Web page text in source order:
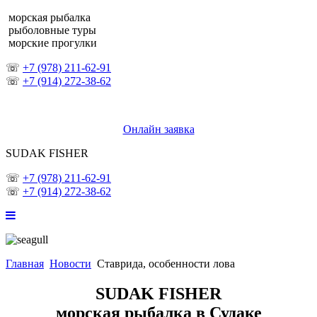
морская рыбалка
рыболовные туры
морские прогулки
☏ +7 (978) 211-62-91
☏ +7 (914) 272-38-62
Онлайн заявка
SUDAK FISHER
☏ +7 (978) 211-62-91
☏ +7 (914) 272-38-62
Главная Новости Cтаврида, особенности лова
SUDAK FISHER
морская рыбалка в Судаке